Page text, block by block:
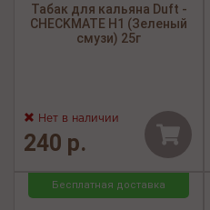
Табак для кальяна Duft -
CHECKMATE H1 (Зеленый
смузи) 25г
Нет в наличии
240 р.
Бесплатная доставка